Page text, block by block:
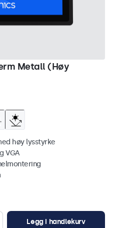
Metall (Høy
høy lysstyrke
VGA
Legg i handlekurv